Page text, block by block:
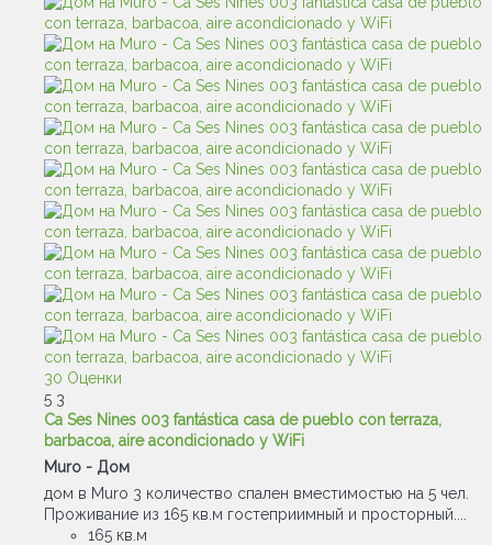
30 Оценки
5 3
Ca Ses Nines 003 fantástica casa de pueblo con terraza,
barbacoa, aire acondicionado y WiFi
Muro - Дом
дом в Muro 3 количество спален вместимостью на 5 чел.
Проживание из 165 кв.м гостеприимный и просторный....
165 кв.м